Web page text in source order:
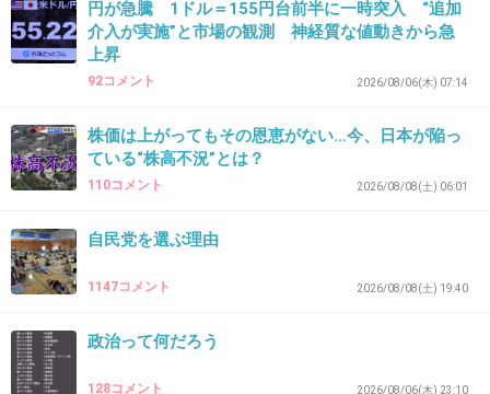
円が急騰 1ドル＝155円台前半に一時突入 “追加
介入が実施”と市場の観測 神経質な値動きから急
上昇
92コメント 2026/08/06(木) 07:14
株価は上がってもその恩恵がない…今、日本が陥っ
ている“株高不況”とは？
110コメント 2026/08/08(土) 06:01
自民党を選ぶ理由
1147コメント 2026/08/08(土) 19:40
政治って何だろう
128コメント 2026/08/06(木) 23:10